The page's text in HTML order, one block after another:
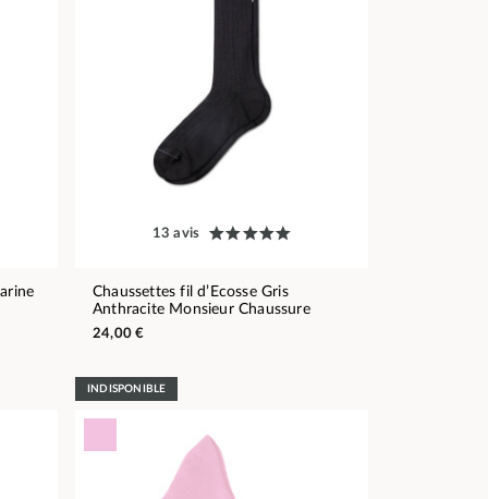
13 avis
Chaussettes fil d’Ecosse Gris
Anthracite Monsieur Chaussure
24,00 €
INDISPONIBLE